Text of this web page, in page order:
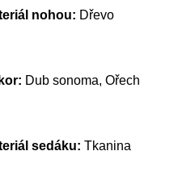
nohou: Dřevo
Dub sonoma, Ořech
sedáku: Tkanina